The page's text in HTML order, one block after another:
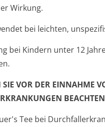
Wirkung.
bei leichten,
bei Kindern unter 12
VOR DER EINNAHME
Tee bei